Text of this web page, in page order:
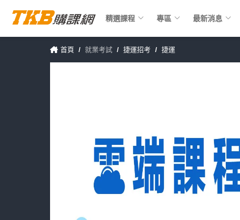
首頁 / 就業考試 / 捷運招考 / 捷運
精選課程 keyboard_arrow_down 專區 keyboard_arrow_down 最新消息 keyboard_arrow_down